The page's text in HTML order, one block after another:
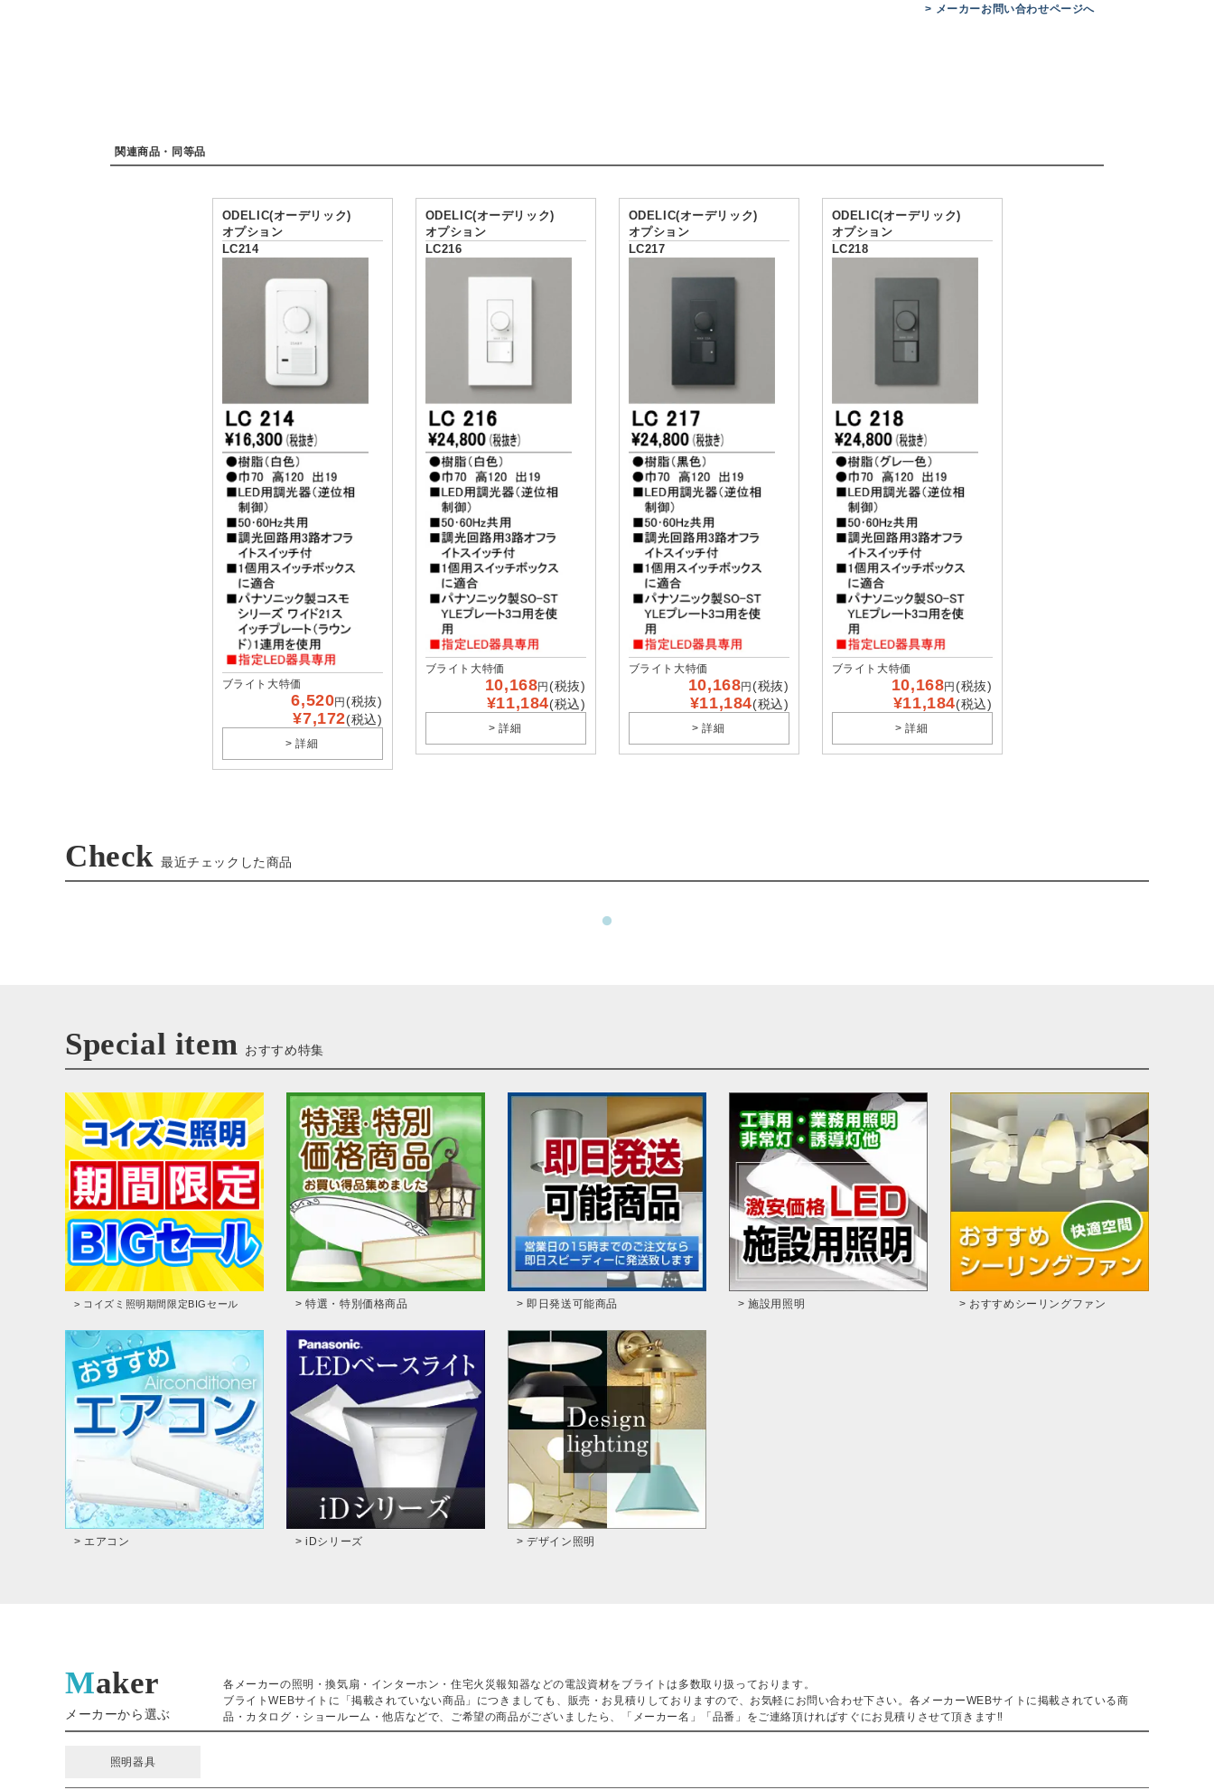
> メーカーお問い合わせページへ
関連商品・同等品
ODELIC(オーデリック)
オプション
LC214
ブライト大特価
6,520円 (税抜)
¥7,172(税込)
> 詳細
ODELIC(オーデリック)
オプション
LC216
ブライト大特価
10,168円 (税抜)
¥11,184(税込)
> 詳細
ODELIC(オーデリック)
オプション
LC217
ブライト大特価
10,168円 (税抜)
¥11,184(税込)
> 詳細
ODELIC(オーデリック)
オプション
LC218
ブライト大特価
10,168円 (税抜)
¥11,184(税込)
> 詳細
Check 最近チェックした商品
Special item おすすめ特集
> コイズミ照明期間限定BIGセール > 特選・特別価格商品 > 即日発送可能商品 > 施設用照明 > おすすめシーリングファン
> エアコン > iDシリーズ > デザイン照明
Maker
メーカーから選ぶ
各メーカーの照明・換気扇・インターホン・住宅火災報知器などの電設資材をブライトは多数取り扱っております。
ブライトWEBサイトに「掲載されていない商品」につきましても、販売・お見積りしておりますので、お気軽にお問い合わせ下さい。各メーカーWEBサイトに掲載されている商
品・カタログ・ショールーム・他店などで、ご希望の商品がございましたら、「メーカー名」「品番」をご連絡頂ければすぐにお見積りさせて頂きます‼
照明器具